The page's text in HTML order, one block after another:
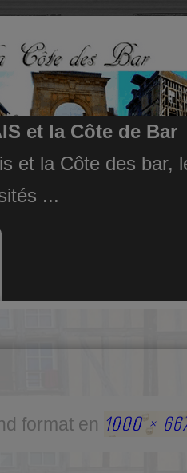
et la Côte de Bar
et la Côte des
...
format en 1000 ×